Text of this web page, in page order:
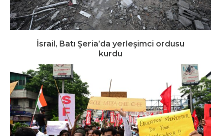
İsrail, Batı Şeria’da yerleşimci ordusu
kurdu